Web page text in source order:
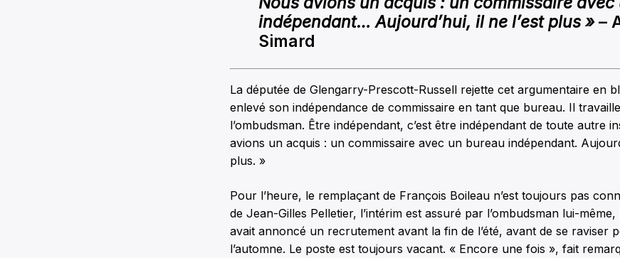
indépendant… Aujourd’hui, il ne l’est plus »–
Simard
La députée de Glengarry-Prescott-Russell rejette cet argumentaire en
enlevé son indépendance de commissaire en tant que bureau. Il travaille
l’ombudsman. Être indépendant, c’est être indépendant de toute autre
avions un acquis : un commissaire avec un bureau indépendant.
plus. »
Pour l’heure, le remplaçant de François Boileau n’est toujours pas
de Jean-Gilles Pelletier, l’intérim est assuré par l’ombudsman lui-
avait annoncé un recrutement avant la fin de l’été, avant de se raviser
l’automne. Le poste est toujours vacant. « Encore une fois », fait